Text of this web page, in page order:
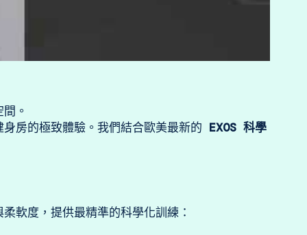
。
房的極致體驗。我們結合歐美最新的 EXOS 科學
軟度，提供最精準的科學化訓練：